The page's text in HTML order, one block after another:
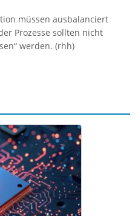
müssen ausbalanciert
Prozesse sollten nicht
werden. (rhh)